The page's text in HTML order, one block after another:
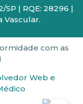
SP | RQE: 28296 |
Vascular.
com as
Web e